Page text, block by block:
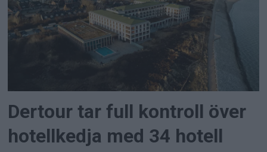
Dertour tar full kontroll över
hotellkedja med 34 hotell